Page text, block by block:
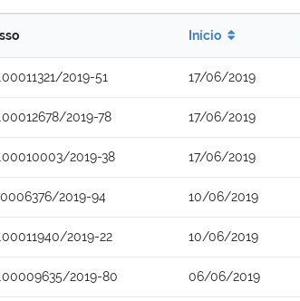
Início
2019-51 17/06/2019
2019-78 17/06/2019
2019-38 17/06/2019
2019-94 10/06/2019
2019-22 10/06/2019
2019-80 06/06/2019